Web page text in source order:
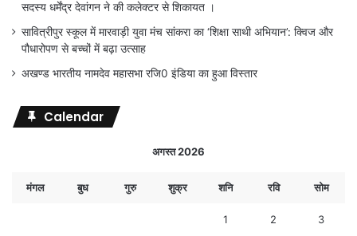
सदस्य धर्मेंद्र देवांगन ने की कलेक्टर से शिकायत ।
सावित्रीपुर स्कूल में मारवाड़ी युवा मंच सांकरा का ‘शिक्षा साथी अभियान’: क्विज और
पौधारोपण से बच्चों में बढ़ा उत्साह
अखण्ड भारतीय नामदेव महासभा रजि0 इंडिया का हुआ विस्तार
Calendar
अगस्त 2026
मंगल बुध गुरु शुक्र शनि रवि सोम
1 2 3